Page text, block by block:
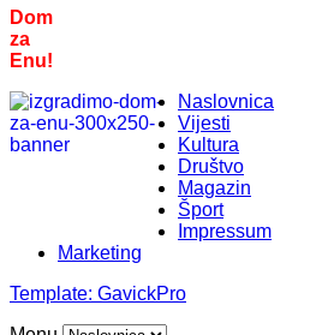
Dom
za
Enu!
Naslovnica
Vijesti
Kultura
Društvo
Magazin
Šport
Impressum
Marketing
Template: GavickPro